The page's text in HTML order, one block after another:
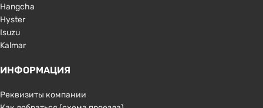
Hangcha
Hyster
Isuzu
Kalmar
ИНФОРМАЦИЯ
Реквизиты компании